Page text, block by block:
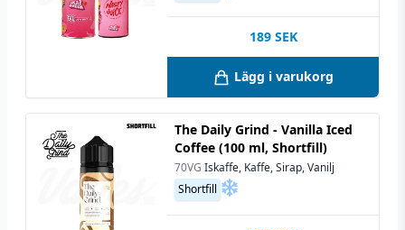
189 SEK
Lägg i varukorg
The Daily Grind - Vanilla Iced
Coffee (100 ml, Shortfill)
70VG Iskaffe, Kaffe, Sirap, Vanilj
Shortfill